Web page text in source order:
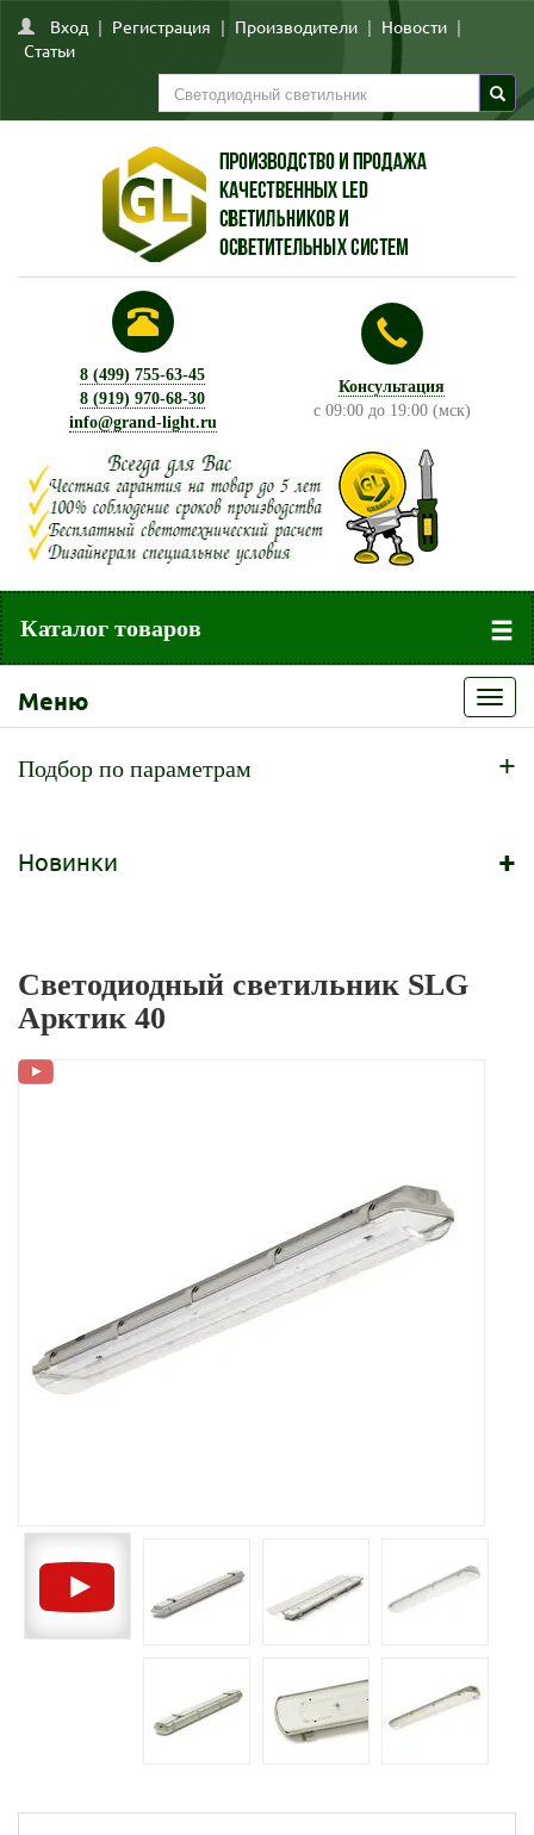
Вход | Регистрация | Производители | Новости |
Статьи
8 (499) 755-63-45
8 (919) 970-68-30
info@grand-light.ru
Консультация
с 09:00 до 19:00 (мск)
Каталог товаров
Меню
Подбор по параметрам +
Новинки +
Светодиодный светильник SLG
Арктик 40